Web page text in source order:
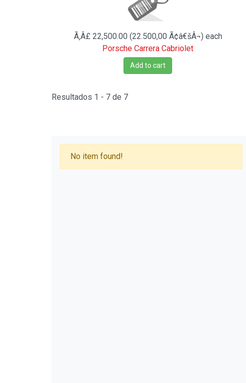
Ã‚Â£ 22,500.00 (22.500,00 Ã¢â€šÂ¬) each
Porsche Carrera Cabriolet
Add to cart
Resultados 1 - 7 de 7
No item found!